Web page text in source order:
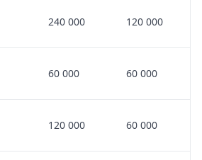
240 000 120 000
60 000 60 000
120 000 60 000